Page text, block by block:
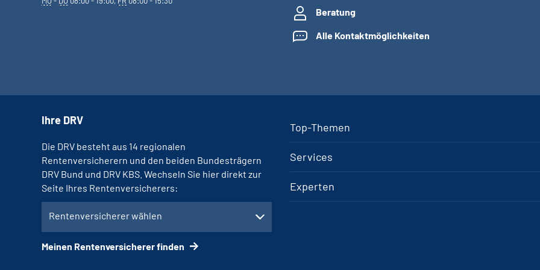
Beratung
Alle Kontaktmöglichkeiten
Top-Themen
Services
Experten
Ihre DRV
Die DRV besteht aus 14 regionalen
Rentenversicherern und den beiden Bundesträgern
DRV Bund und DRV KBS. Wechseln Sie hier direkt zur
Seite Ihres Rentenversicherers:
Rentenversicherer wählen
Meinen Rentenversicherer finden